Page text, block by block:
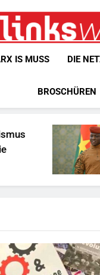
IS MUSS DIE
BROSCHÜREN